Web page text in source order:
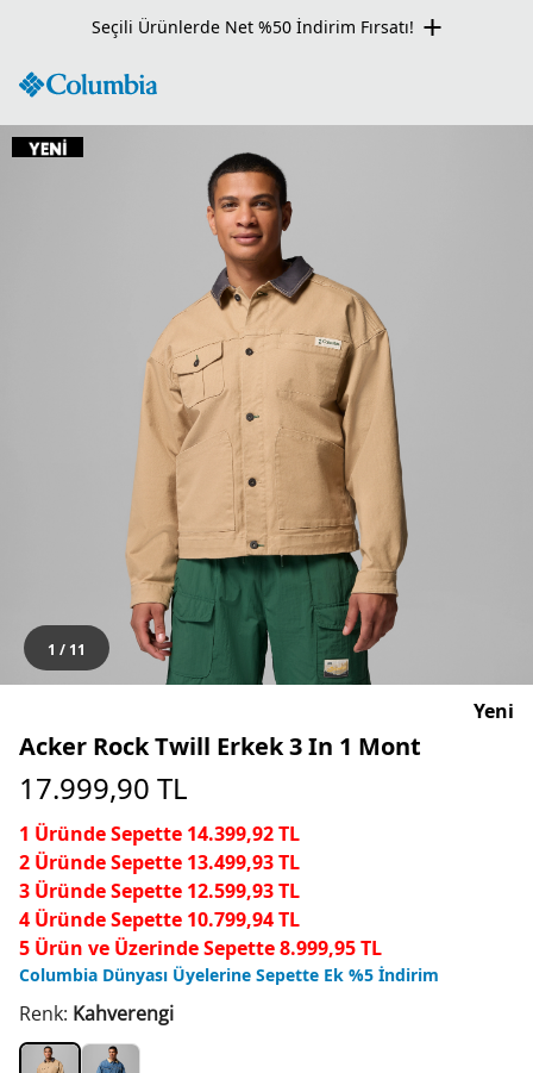
Seçili Ürünlerde Net %50 İndirim Fırsatı!
1 / 11
Yeni
Acker Rock Twill Erkek 3 In 1 Mont
17.999,90 TL
1 Üründe Sepette 14.399,92 TL
2 Üründe Sepette 13.499,93 TL
3 Üründe Sepette 12.599,93 TL
4 Üründe Sepette 10.799,94 TL
5 Ürün ve Üzerinde Sepette 8.999,95 TL
Columbia Dünyası Üyelerine Sepette Ek %5 İndirim
Renk: Kahverengi